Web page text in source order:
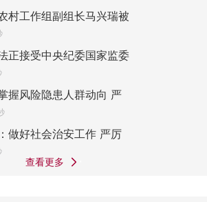
村工作组副组长马兴瑞被
正接受中央纪委国家监委
握风险隐患人群动向 严
做好社会治安工作 严厉
查看更多